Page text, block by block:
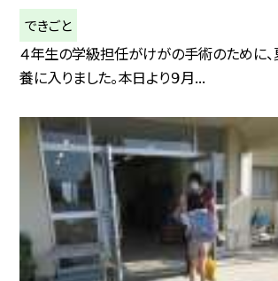
できごと
４年生の学級担任がけがの手術のために
養に入りました。本日より９月...